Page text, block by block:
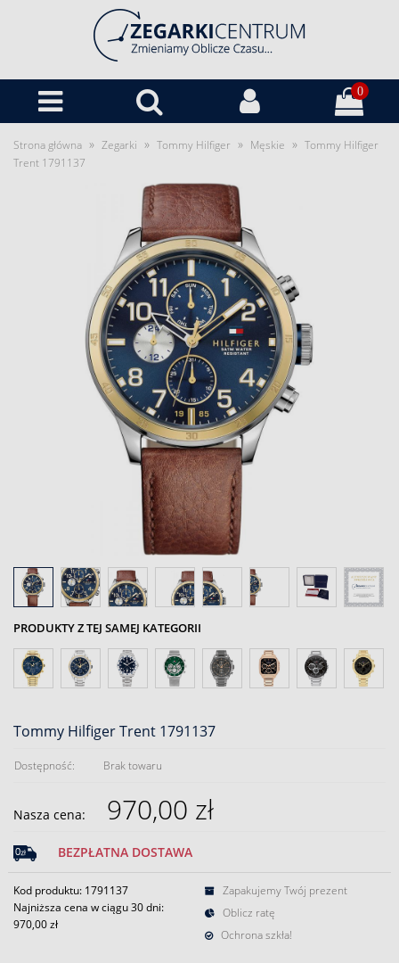
0
Strona główna » Zegarki » Tommy Hilfiger » Męskie » Tommy Hilfiger
Trent 1791137
PRODUKTY Z TEJ SAMEJ KATEGORII
Tommy Hilfiger Trent 1791137
Dostępność: Brak towaru
Nasza cena: 970,00 zł
BEZPŁATNA DOSTAWA
Kod produktu: 1791137
Najniższa cena w ciągu 30 dni:
970,00 zł
Zapakujemy Twój prezent
Oblicz ratę
Ochrona szkła!